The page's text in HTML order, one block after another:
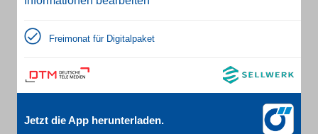
Freimonat für Digitalpaket
Jetzt die App herunterladen.